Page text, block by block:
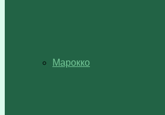
Марокко